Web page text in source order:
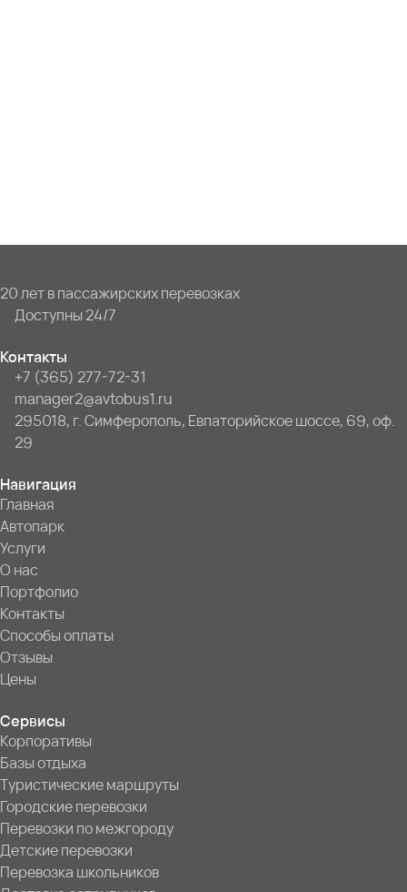
20 лет в пассажирских перевозках
Доступны 24/7
Контакты
+7 (365) 277-72-31
manager2@avtobus1.ru
295018, г. Симферополь, Евпаторийское шоссе, 69, оф.
29
Навигация
Главная
Автопарк
Услуги
О нас
Портфолио
Контакты
Способы оплаты
Отзывы
Цены
Сервисы
Корпоративы
Базы отдыха
Туристические маршруты
Городские перевозки
Перевозки по межгороду
Детские перевозки
Перевозка школьников